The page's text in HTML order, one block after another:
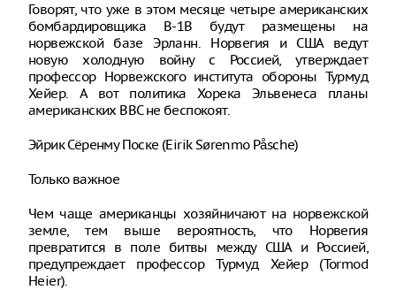
Говорят, что уже в этом месяце четыре американских
бомбардировщика B-1B будут размещены на
норвежской базе Эрланн. Норвегия и США ведут
новую холодную войну с Россией, утверждает
профессор Норвежского института обороны Турмуд
Хейер. А вот политика Хорека Эльвенеса планы
американских ВВС не беспокоят.
Эйрик Сёренму Поске (Eirik Sørenmo Påsche)
Только важное
Чем чаще американцы хозяйничают на норвежской
земле, тем выше вероятность, что Норвегия
превратится в поле битвы между США и Россией,
предупреждает профессор Турмуд Хейер (Tormod
Heier).